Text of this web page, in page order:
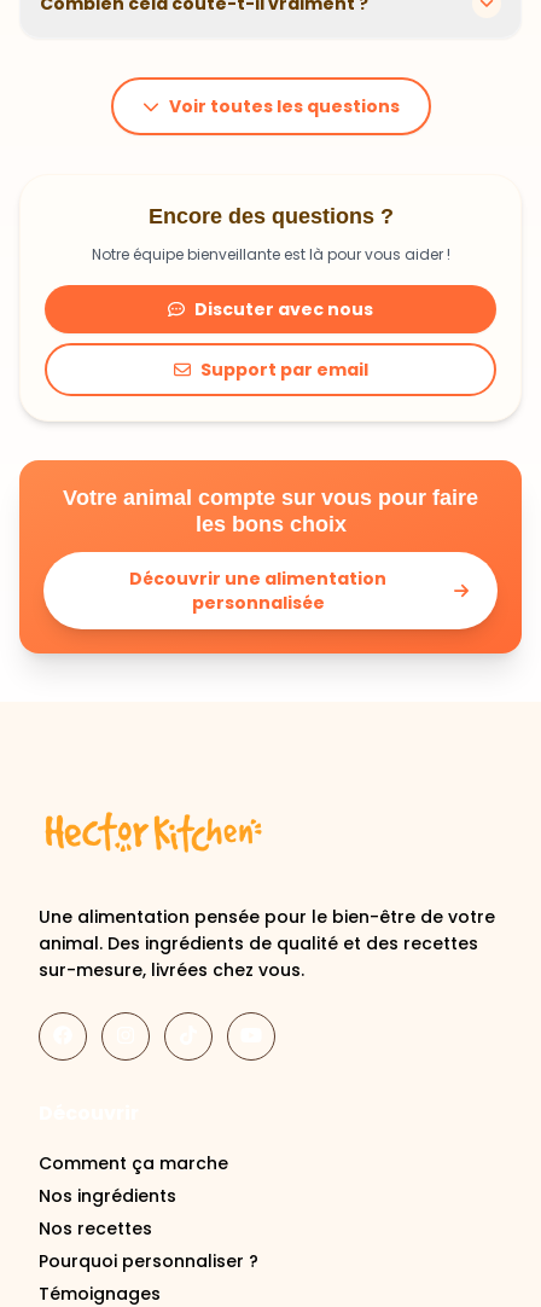
animal. En moyenne, comptez 1,20€ à 1,99€ par jour.
C'est un investissement dans sa santé qui peut vous
faire économiser en frais vétérinaires !
Voir toutes les questions
Encore des questions ?
Notre équipe bienveillante est là pour vous aider !
Discuter avec nous
Support par email
Votre animal compte sur vous pour faire
les bons choix
Découvrir une alimentation
personnalisée
Une alimentation pensée pour le bien-être de votre
animal. Des ingrédients de qualité et des recettes
sur-mesure, livrées chez vous.
Comment ça marche
Nos ingrédients
Nos recettes
Pourquoi personnaliser ?
Témoignages